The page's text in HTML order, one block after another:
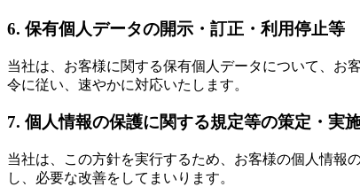
6. 保有個人データの開示・訂正・利用停止等
当社は、お客様に関する保有個人データについて、お
令に従い、速やかに対応いたします。
7. 個人情報の保護に関する規定等の策定・実
当社は、この方針を実行するため、お客様の個人情報
し、必要な改善をしてまいります。